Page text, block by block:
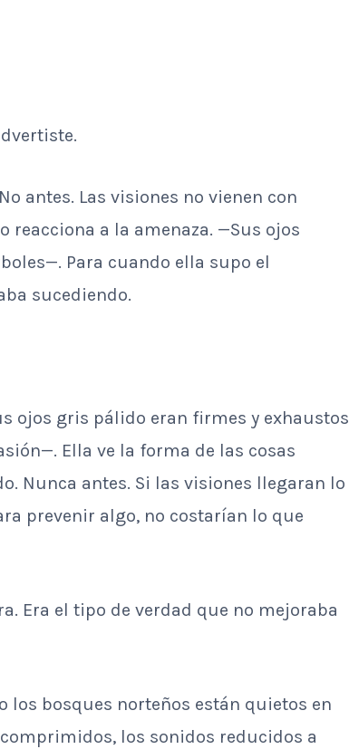
antes. Las visiones no vienen con
reacciona a la amenaza. —Sus ojos
Para cuando ella supo el
sucediendo.
ojos gris pálido eran firmes y exhaustos
Ella ve la forma de las cosas
Nunca antes. Si las visiones llegaran lo
prevenir algo, no costarían lo que
Era el tipo de verdad que no mejoraba
los bosques norteños están quietos en
los sonidos reducidos a